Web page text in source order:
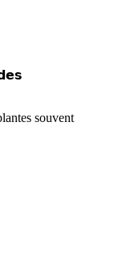
souvent